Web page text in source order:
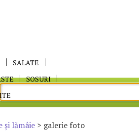
SALATE
SOSURI
şi lămâie > galerie foto